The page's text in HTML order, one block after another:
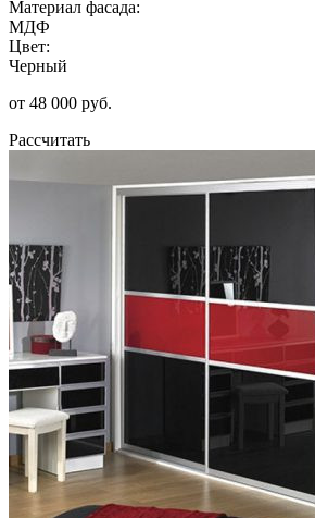
Материал фасада:
МДФ
Цвет:
Черный
от 48 000 руб.
Рассчитать